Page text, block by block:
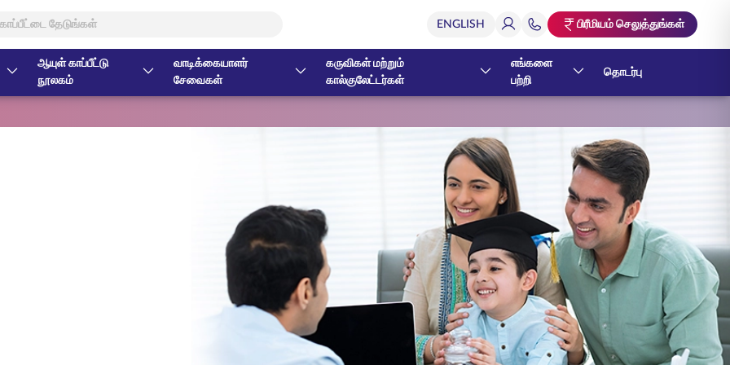
பிரீமியம் செலுத்துங்கள்
ஆயுள் காப்பீட்டு
நூலகம்
வாடிக்கையாளர்
சேவைகள்
கருவிகள் மற்றும்
கால்குலேட்டர்கள்
எங்களை
பற்றி
தொடர்பு